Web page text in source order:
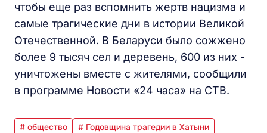
чтобы еще раз вспомнить жертв нацизма и
самые трагические дни в истории Великой
Отечественной. В Беларуси было сожжено
более 9 тысяч сел и деревень, 600 из них -
уничтожены вместе с жителями, сообщили
в программе Новости «24 часа» на СТВ.
# общество # Годовщина трагедии в Хатыни